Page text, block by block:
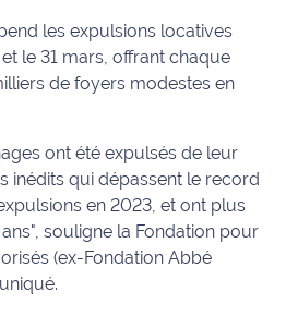
les expulsions locatives
le 31 mars, offrant chaque
de foyers modestes en
ont été expulsés de leur
inédits qui dépassent le record
en 2023, et ont plus
souligne la Fondation pour
(ex-Fondation Abbé